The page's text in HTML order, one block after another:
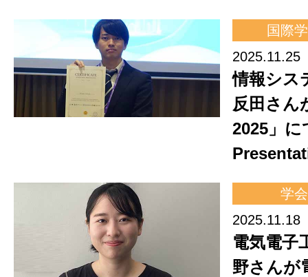
国際
2025.11.25
情報シス
反田さん
2025」
学会
2025.11.18
電気電子
野さんが